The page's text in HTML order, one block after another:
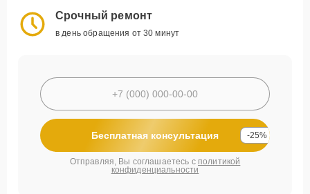
Срочный ремонт
в день обращения от 30 минут
Бесплатная консультация -25%
Отправляя, Вы соглашаетесь с политикой
конфиденциальности